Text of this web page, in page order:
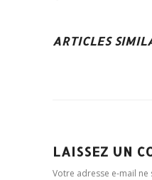
ARTICLES
LAISSEZ UN
Votre adresse e-mail